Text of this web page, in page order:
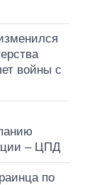
войны с
– ЦПД
по